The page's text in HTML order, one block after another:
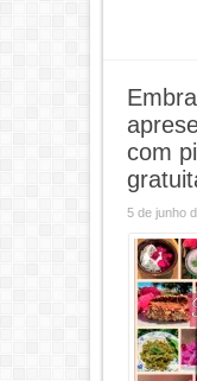
com
5 de junho